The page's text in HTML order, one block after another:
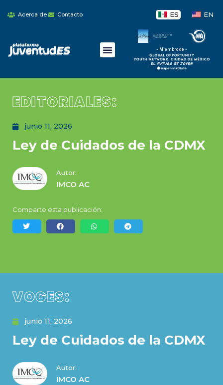
Acerca de Contacto ES EN
- Miembro de -
EDITORIALES:
junio 11, 2026
Ley de Cuidados de la CDMX
Autor:
IMCO AC
Comparte esta publicación:
VOCES:
junio 11, 2026
Ley de Cuidados de la CDMX
Autor:
IMCO AC